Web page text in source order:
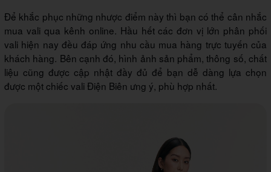
Để khắc phục những nhược điểm này thì bạn có thể cân nhắc
mua vali qua kênh online. Hầu hết các đơn vị lớn phân phối
vali hiện nay đều đáp ứng nhu cầu mua hàng trực tuyến của
khách hàng. Bên cạnh đó, hình ảnh sản phẩm, thông số, chất
liệu cũng được cập nhật đầy đủ để bạn dễ dàng lựa chọn
được một chiếc vali Điện Biên ưng ý, phù hợp nhất.